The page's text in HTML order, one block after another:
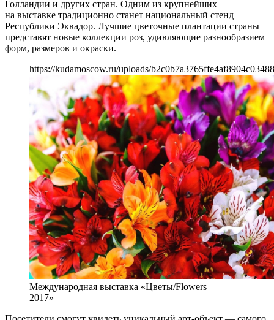
Голландии и других стран. Одним из крупнейших
на выставке традиционно станет национальный стенд
Республики Эквадор. Лучшие цветочные плантации страны
представят новые коллекции роз, удивляющие разнообразием
форм, размеров и окраски.
https://kudamoscow.ru/uploads/
Международная выставка «Цветы/Flowers —
2017»